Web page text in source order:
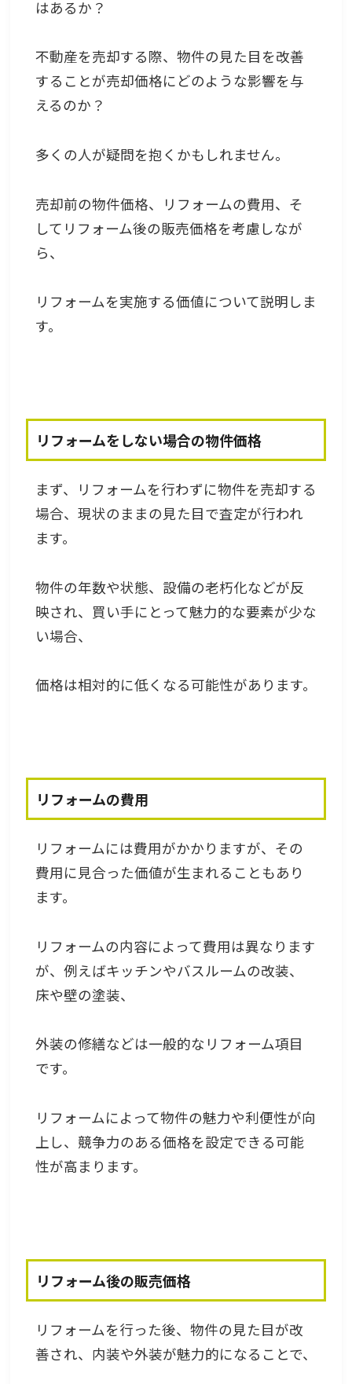
はあるか？
不動産を売却する際、物件の見た目を改善
することが売却価格にどのような影響を与
えるのか？
多くの人が疑問を抱くかもしれません。
売却前の物件価格、リフォームの費用、そ
してリフォーム後の販売価格を考慮しなが
ら、
リフォームを実施する価値について説明しま
す。
リフォームをしない場合の物件価格
まず、リフォームを行わずに物件を売却する
場合、現状のままの見た目で査定が行われ
ます。
物件の年数や状態、設備の老朽化などが反
映され、買い手にとって魅力的な要素が少な
い場合、
価格は相対的に低くなる可能性があります。
リフォームの費用
リフォームには費用がかかりますが、その
費用に見合った価値が生まれることもあり
ます。
リフォームの内容によって費用は異なります
が、例えばキッチンやバスルームの改装、
床や壁の塗装、
外装の修繕などは一般的なリフォーム項目
です。
リフォームによって物件の魅力や利便性が向
上し、競争力のある価格を設定できる可能
性が高まります。
リフォーム後の販売価格
リフォームを行った後、物件の見た目が改
善され、内装や外装が魅力的になることで、